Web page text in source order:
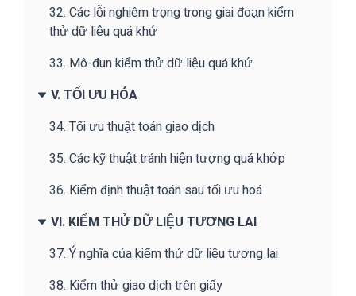
32. Các lỗi nghiêm trọng trong giai đoạn kiểm
thử dữ liệu quá khứ
33. Mô-đun kiểm thử dữ liệu quá khứ
V. TỐI ƯU HÓA
34. Tối ưu thuật toán giao dịch
35. Các kỹ thuật tránh hiện tượng quá khớp
36. Kiểm định thuật toán sau tối ưu hoá
VI. KIỂM THỬ DỮ LIỆU TƯƠNG LAI
37. Ý nghĩa của kiểm thử dữ liệu tương lai
38. Kiểm thử giao dịch trên giấy